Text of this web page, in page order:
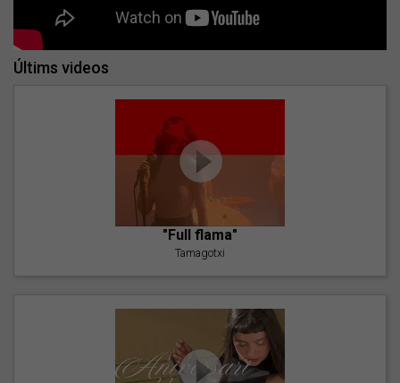
Últims videos
"Full flama"
Tamagotxi